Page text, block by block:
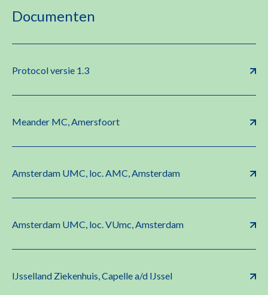
Documenten
Protocol versie 1.3
Meander MC, Amersfoort
Amsterdam UMC, loc. AMC, Amsterdam
Amsterdam UMC, loc. VUmc, Amsterdam
IJsselland Ziekenhuis, Capelle a/d IJssel